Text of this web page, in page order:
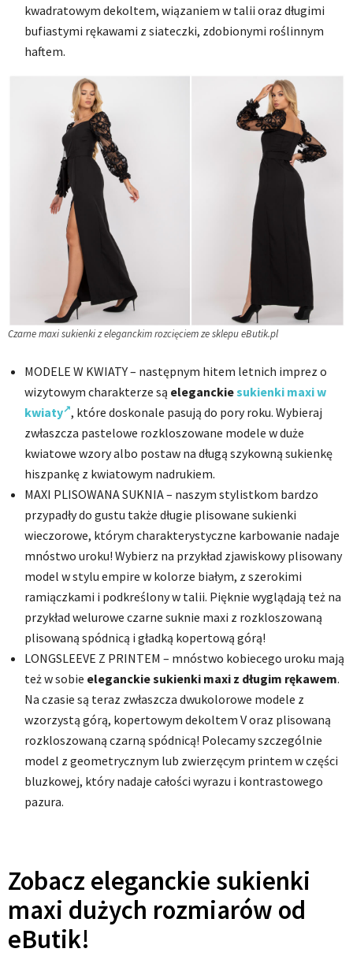
kwadratowym dekoltem, wiązaniem w talii oraz długimi
bufiastymi rękawami z siateczki, zdobionymi roślinnym
haftem.
Czarne maxi sukienki z eleganckim rozcięciem ze sklepu eButik.pl
MODELE W KWIATY – następnym hitem letnich imprez o
wizytowym charakterze są eleganckiesukienki maxi w
kwiaty , które doskonale pasują do pory roku. Wybieraj
zwłaszcza pastelowe rozkloszowane modele w duże
kwiatowe wzory albo postaw na długą szykowną sukienkę
hiszpankę z kwiatowym nadrukiem.
MAXI PLISOWANA SUKNIA – naszym stylistkom bardzo
przypadły do gustu także długie plisowane sukienki
wieczorowe, którym charakterystyczne karbowanie nadaje
mnóstwo uroku! Wybierz na przykład zjawiskowy plisowany
model w stylu empire w kolorze białym, z szerokimi
ramiączkami i podkreślony w talii. Pięknie wyglądają też na
przykład welurowe czarne suknie maxi z rozkloszowaną
plisowaną spódnicą i gładką kopertową górą!
LONGSLEEVE Z PRINTEM – mnóstwo kobiecego uroku mają
też w sobie eleganckie sukienki maxi z długim rękawem.
Na czasie są teraz zwłaszcza dwukolorowe modele z
wzorzystą górą, kopertowym dekoltem V oraz plisowaną
rozkloszowaną czarną spódnicą! Polecamy szczególnie
model z geometrycznym lub zwierzęcym printem w części
bluzkowej, który nadaje całości wyrazu i kontrastowego
pazura.
Zobacz eleganckie sukienki
maxi dużych rozmiarów od
eButik!